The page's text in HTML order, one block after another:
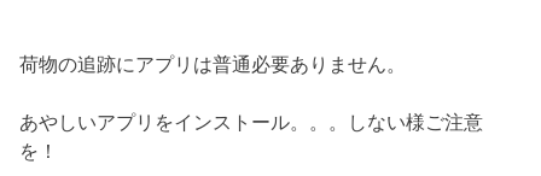
荷物の追跡にアプリは普通必要ありません。
あやしいアプリをインストール。。。しない様ご注意
を！